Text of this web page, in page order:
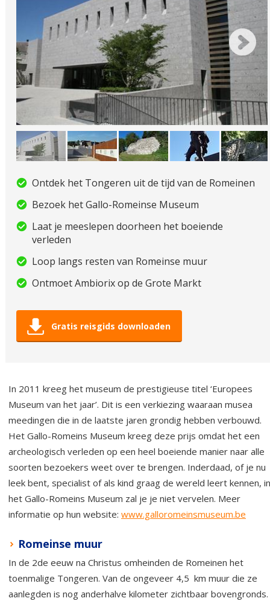
Ontdek het Tongeren uit de tijd van de Romeinen
Bezoek het Gallo-Romeinse Museum
Laat je meeslepen doorheen het boeiende
verleden
Loop langs resten van Romeinse muur
Ontmoet Ambiorix op de Grote Markt
Gratis reisgids downloaden
In 2011 kreeg het museum de prestigieuse titel ‘Europees
Museum van het jaar’. Dit is een verkiezing waaraan musea
meedingen die in de laatste jaren grondig hebben verbouwd.
Het Gallo-Romeins Museum kreeg deze prijs omdat het een
archeologisch verleden op een heel boeiende manier naar alle
soorten bezoekers weet over te brengen. Inderdaad, of je nu
leek bent, specialist of als kind graag de wereld leert kennen, in
het Gallo-Romeins Museum zal je je niet vervelen. Meer
informatie op hun website: www.galloromeinsmuseum.be
Romeinse muur
In de 2de eeuw na Christus omheinden de Romeinen het
toenmalige Tongeren. Van de ongeveer 4,5 km muur die ze
aanlegden is nog anderhalve kilometer zichtbaar bovengronds.